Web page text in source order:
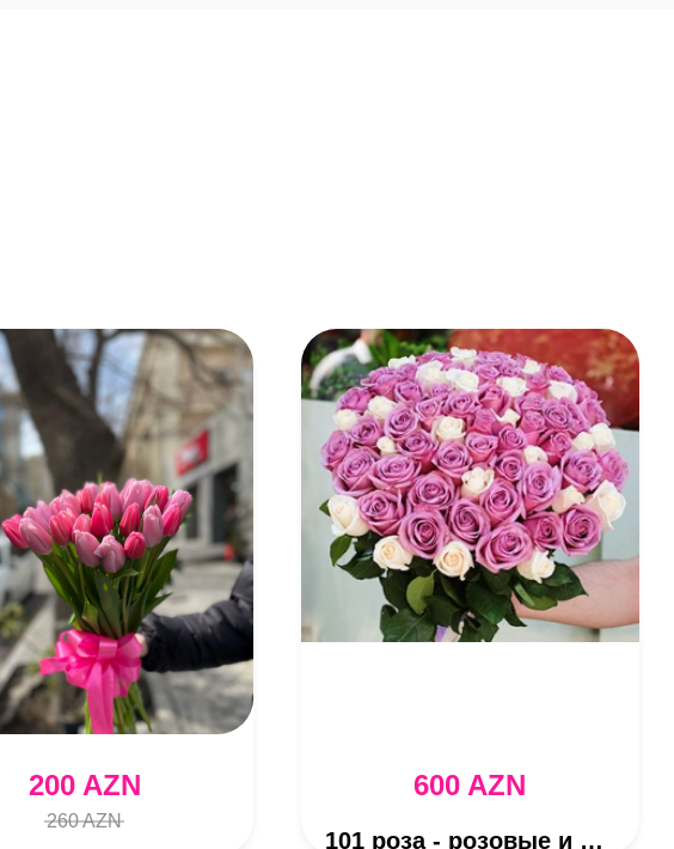
200 AZN
260 AZN
600 AZN
101 роза - розовые и белые розы